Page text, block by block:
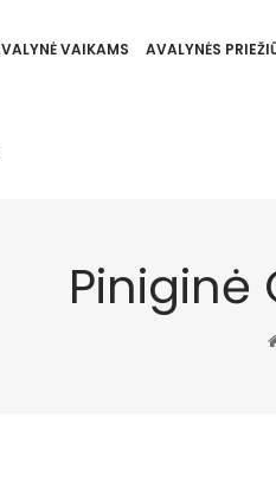
VAIKAMS AVALYNĖS
Piniginė